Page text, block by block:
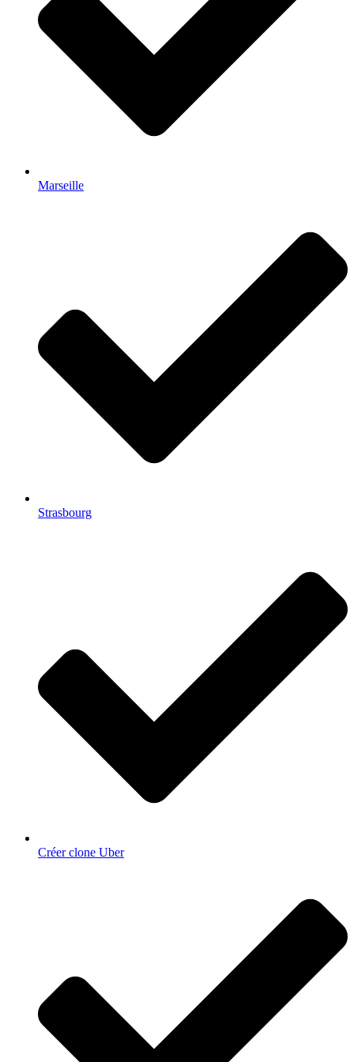
Marseille
Strasbourg
Créer clone Uber